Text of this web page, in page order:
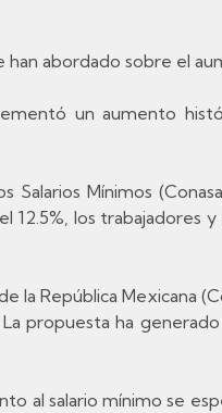
han abordado sobre el
un aumento
Salarios Mínimos
los trabajadores
la República Mexicana
propuesta ha
al salario mínimo se